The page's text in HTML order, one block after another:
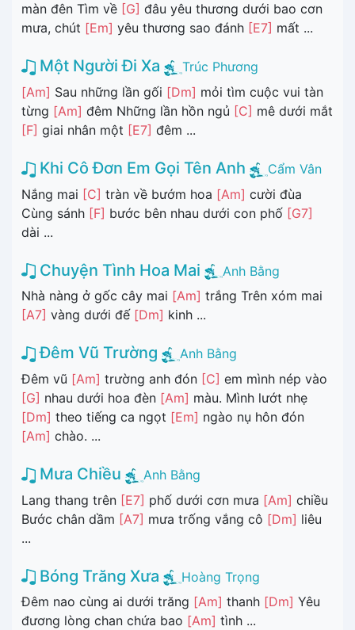
màn đên Tìm về [G] đâu yêu thương dưới bao cơn
mưa, chút [Em] yêu thương sao đánh [E7] mất ...
Một Người Đi Xa
Trúc Phương
[Am] Sau những lần gối [Dm] mỏi tìm cuộc vui tàn
từng [Am] đêm Những lần hồn ngủ [C] mê dưới mắt
[F] giai nhân một [E7] đêm ...
Khi Cô Đơn Em Gọi Tên Anh
Cẩm Vân
Nắng mai [C] tràn về bướm hoa [Am] cười đùa
Cùng sánh [F] bước bên nhau dưới con phố [G7]
dài ...
Chuyện Tình Hoa Mai
Anh Bằng
Nhà nàng ở gốc cây mai [Am] trắng Trên xóm mai
[A7] vàng dưới đế [Dm] kinh ...
Đêm Vũ Trường
Anh Bằng
Đêm vũ [Am] trường anh đón [C] em mình nép vào
[G] nhau dưới hoa đèn [Am] màu. Mình lướt nhẹ
[Dm] theo tiếng ca ngọt [Em] ngào nụ hôn đón
[Am] chào. ...
Mưa Chiều
Anh Bằng
Lang thang trên [E7] phố dưới cơn mưa [Am] chiều
Bước chân dầm [A7] mưa trống vắng cô [Dm] liêu
...
Bóng Trăng Xưa
Hoàng Trọng
Đêm nao cùng ai dưới trăng [Am] thanh [Dm] Yêu
đương lòng chan chứa bao [Am] tình ...